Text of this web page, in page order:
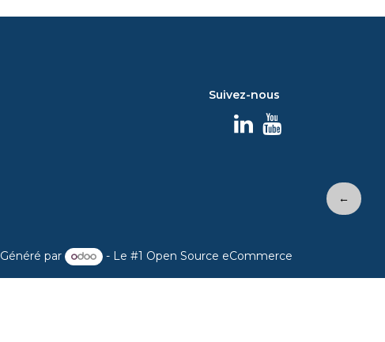
Suivez-nous
←
Généré par - Le #1 Open Source eCommerce